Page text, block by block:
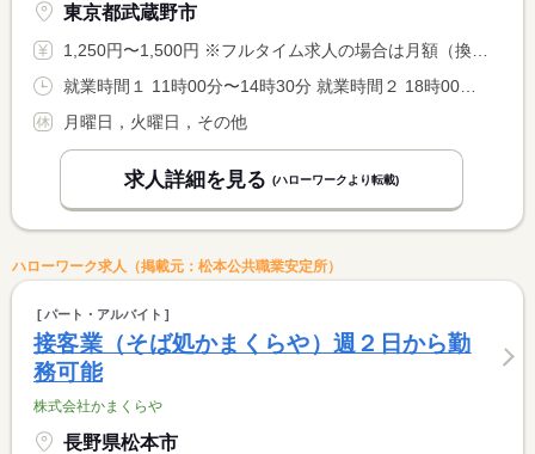
東京都武蔵野市
1,250円〜1,500円 ※フルタイム求人の場合は月額（換算額）、パート求人の場合は時間額を表示しています。
月曜日，火曜日，その他
求人詳細を見る (ハローワークより転載)
ハローワーク求人（掲載元：松本公共職業安定所）
パート・アルバイト
接客業（そば処かまくらや）週２日から勤
務可能
株式会社かまくらや
長野県松本市